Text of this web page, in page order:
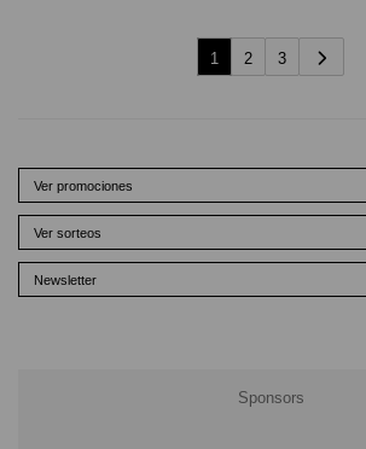
1 2 3
Ver promociones
Ver sorteos
Newsletter